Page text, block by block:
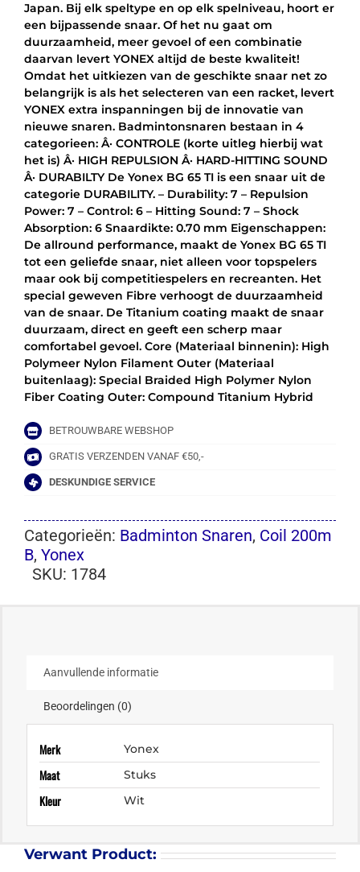
COIL
200M
aantal
Japan. Bij elk speltype en op elk spelniveau, hoort er
een bijpassende snaar. Of het nu gaat om
duurzaamheid, meer gevoel of een combinatie
daarvan levert YONEX altijd de beste kwaliteit!
Omdat het uitkiezen van de geschikte snaar net zo
belangrijk is als het selecteren van een racket, levert
YONEX extra inspanningen bij de innovatie van
nieuwe snaren. Badmintonsnaren bestaan in 4
categorieen: Â· CONTROLE (korte uitleg hierbij wat
het is) Â· HIGH REPULSION Â· HARD-HITTING SOUND
Â· DURABILTY De Yonex BG 65 TI is een snaar uit de
categorie DURABILITY. – Durability: 7 – Repulsion
Power: 7 – Control: 6 – Hitting Sound: 7 – Shock
Absorption: 6 Snaardikte: 0.70 mm Eigenschappen:
De allround performance, maakt de Yonex BG 65 TI
tot een geliefde snaar, niet alleen voor topspelers
maar ook bij competitiespelers en recreanten. Het
special geweven Fibre verhoogt de duurzaamheid
van de snaar. De Titanium coating maakt de snaar
duurzaam, direct en geeft een scherp maar
comfortabel gevoel. Core (Materiaal binnenin): High
Polymeer Nylon Filament Outer (Materiaal
buitenlaag): Special Braided High Polymer Nylon
Fiber Coating Outer: Compound Titanium Hybrid
BETROUWBARE WEBSHOP
GRATIS VERZENDEN VANAF €50,-
DESKUNDIGE SERVICE
Categorieën: Badminton Snaren, Coil 200m
B, Yonex
SKU: 1784
Aanvullende informatie
Beoordelingen (0)
Merk Yonex
Maat Stuks
Kleur Wit
Verwant Product: